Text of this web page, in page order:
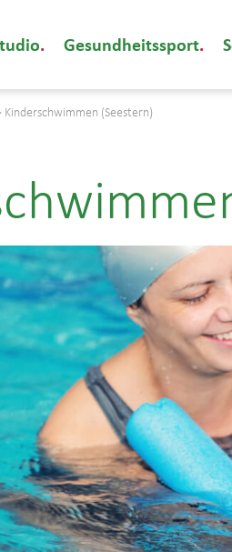
Gesundheitssport
Kinderschwimmen (Seestern)